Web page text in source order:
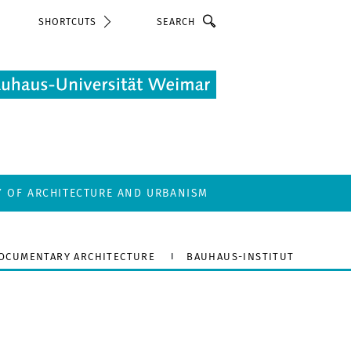
SHORTCUTS
OF ARCHITECTURE AND URBANISM
ARCHITECTURE BAUHAUS-INSTITUT